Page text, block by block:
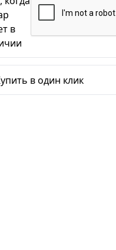
в
в один клик